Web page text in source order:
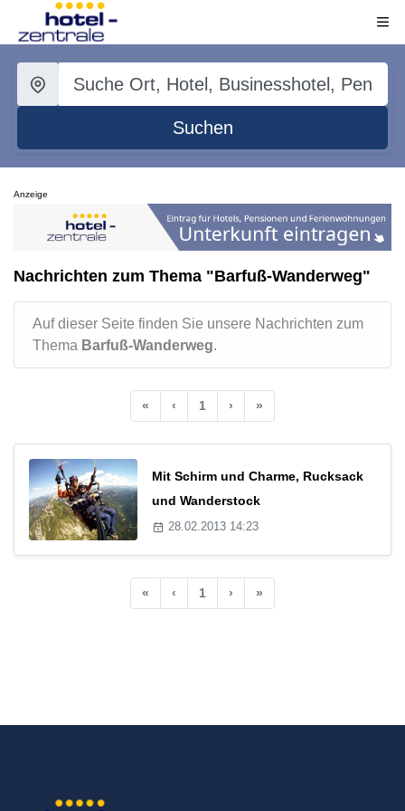
Suchen
Anzeige
Nachrichten zum Thema "Barfuß-Wanderweg"
Auf dieser Seite finden Sie unsere Nachrichten zum
Thema Barfuß-Wanderweg.
« ‹ 1 › »
Mit Schirm und Charme, Rucksack
und Wanderstock
28.02.2013 14:23
« ‹ 1 › »